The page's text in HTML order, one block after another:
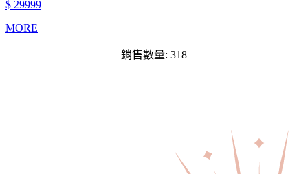
$ 29999
MORE
銷售數量: 318